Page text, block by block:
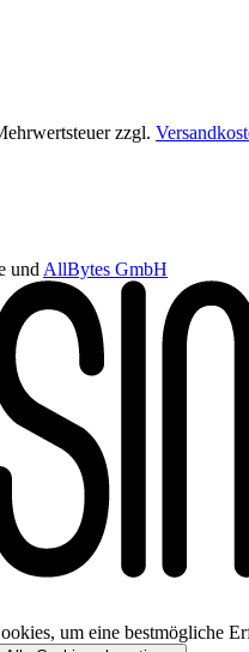
zzgl.
und AllBytes GmbH
um eine bestmögliche